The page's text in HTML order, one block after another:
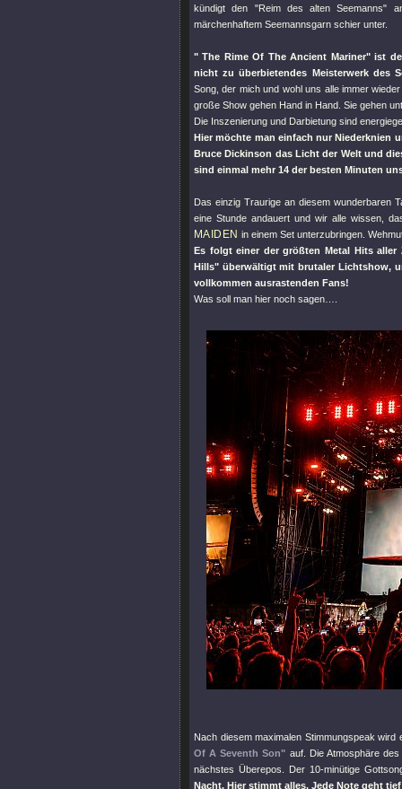
kündigt den "Reim des alten Seemanns"
märchenhaftem Seemannsgarn schier unter.
" The Rime Of The Ancient Mariner"ist
nicht zu überbietendes Meisterwerk des
Song, der mich und wohl uns alle immer
große Show gehen Hand in Hand. Sie gehen
Die Inszenierung und Darbietung sind
Hier möchte man einfach nur Niederknien
Bruce Dickinson das Licht der Welt und
sind einmal mehr 14 der besten Minuten
Das einzig Traurige an diesem wunderbaren
eine Stunde andauert und wir alle wissen,
MAIDEN in einem Set unterzubringen.
Es folgt einer der größten Metal Hits
Hills" überwältigt mit brutaler Lichtshow,
vollkommen ausrastenden Fans!
Was soll man hier noch sagen….
Nach diesem maximalen Stimmungspeak
Of A Seventh Son" auf. Die Atmosphäre
nächstes Überepos. Der 10-minütige
Nacht. Hier stimmt alles. Jede Note geht